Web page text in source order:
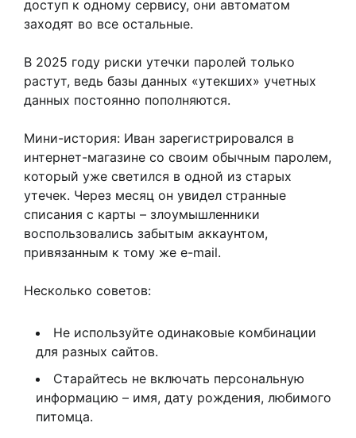
доступ к одному сервису, они автоматом
заходят во все остальные.
В 2025 году риски утечки паролей только
растут, ведь базы данных «утекших» учетных
данных постоянно пополняются.
Мини-история: Иван зарегистрировался в
интернет-магазине со своим обычным паролем,
который уже светился в одной из старых
утечек. Через месяц он увидел странные
списания с карты – злоумышленники
воспользовались забытым аккаунтом,
привязанным к тому же e-mail.
Несколько советов:
Не используйте одинаковые комбинации
для разных сайтов.
Старайтесь не включать персональную
информацию – имя, дату рождения, любимого
питомца.